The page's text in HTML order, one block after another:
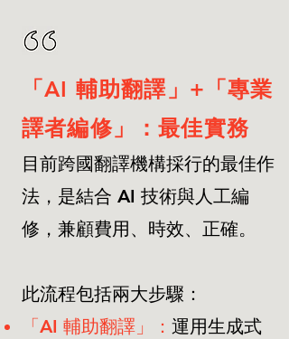
「AI 輔助翻譯」+「專業
譯者編修」：最佳實務
目前跨國翻譯機構採行的最佳作
法，是結合 AI 技術與人工編
修，兼顧費用、時效、正確。
此流程包括兩大步驟：
「AI 輔助翻譯」： 運用生成式